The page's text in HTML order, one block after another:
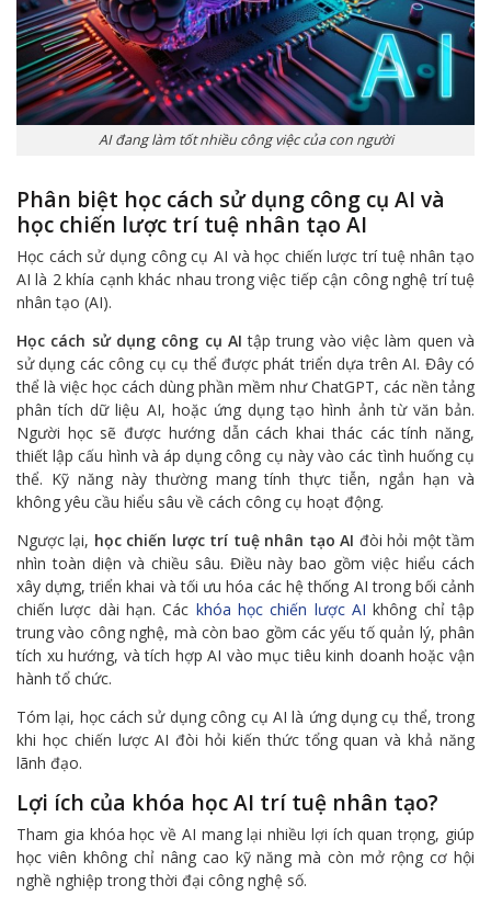
AI đang làm tốt nhiều công việc của con người
Phân biệt học cách sử dụng công cụ AI và
học chiến lược trí tuệ nhân tạo AI
Học cách sử dụng công cụ AI và học chiến lược trí tuệ nhân tạo
AI là 2 khía cạnh khác nhau trong việc tiếp cận công nghệ trí tuệ
nhân tạo (AI).
Học cách sử dụng công cụ AI tập trung vào việc làm quen và
sử dụng các công cụ cụ thể được phát triển dựa trên AI. Đây có
thể là việc học cách dùng phần mềm như ChatGPT, các nền tảng
phân tích dữ liệu AI, hoặc ứng dụng tạo hình ảnh từ văn bản.
Người học sẽ được hướng dẫn cách khai thác các tính năng,
thiết lập cấu hình và áp dụng công cụ này vào các tình huống cụ
thể. Kỹ năng này thường mang tính thực tiễn, ngắn hạn và
không yêu cầu hiểu sâu về cách công cụ hoạt động.
Ngược lại, học chiến lược trí tuệ nhân tạo AI đòi hỏi một tầm
nhìn toàn diện và chiều sâu. Điều này bao gồm việc hiểu cách
xây dựng, triển khai và tối ưu hóa các hệ thống AI trong bối cảnh
chiến lược dài hạn. Các khóa học chiến lược AI không chỉ tập
trung vào công nghệ, mà còn bao gồm các yếu tố quản lý, phân
tích xu hướng, và tích hợp AI vào mục tiêu kinh doanh hoặc vận
hành tổ chức.
Tóm lại, học cách sử dụng công cụ AI là ứng dụng cụ thể, trong
khi học chiến lược AI đòi hỏi kiến thức tổng quan và khả năng
lãnh đạo.
Lợi ích của khóa học AI trí tuệ nhân tạo?
Tham gia khóa học về AI mang lại nhiều lợi ích quan trọng, giúp
học viên không chỉ nâng cao kỹ năng mà còn mở rộng cơ hội
nghề nghiệp trong thời đại công nghệ số.